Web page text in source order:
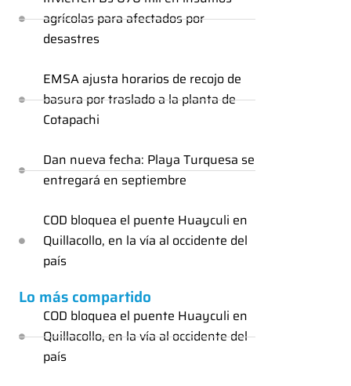
agrícolas para afectados por
desastres
EMSA ajusta horarios de recojo de
basura por traslado a la planta de
Cotapachi
Dan nueva fecha: Playa Turquesa se
entregará en septiembre
COD bloquea el puente Huayculi en
Quillacollo, en la vía al occidente del
país
Lo más compartido
COD bloquea el puente Huayculi en
Quillacollo, en la vía al occidente del
país